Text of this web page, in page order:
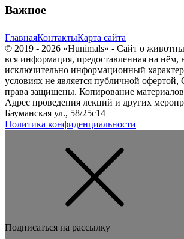
Важное
ГлавнаяКонтактыКарта сайта
© 2019 - 2026 «Hunimals» - Сайт о
вся информация, предоставленная на нём,
исключительно информационный
условиях не является публичной
права защищены. Копирование
Адрес проведения лекций и других
Бауманская ул., 58/25с14
Политика конфиденциальности
Подписаться на рассылку